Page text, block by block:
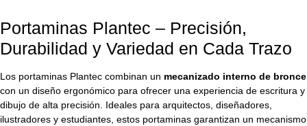
Portaminas Plantec – Precisión,
Durabilidad y Variedad en Cada Trazo
Los portaminas Plantec combinan un mecanizado interno de bronce
con un diseño ergonómico para ofrecer una experiencia de escritura y
dibujo de alta precisión. Ideales para arquitectos, diseñadores,
ilustradores y estudiantes, estos portaminas garantizan un mecanismo